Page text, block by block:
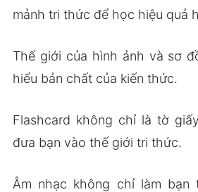
mảnh tri thức để học hiệu quả
Thế giới của hình ảnh và sơ
hiểu bản chất của kiến thức.
Flashcard không chỉ là tờ
đưa bạn vào thế giới tri thức.
Âm nhạc không chỉ làm bạn